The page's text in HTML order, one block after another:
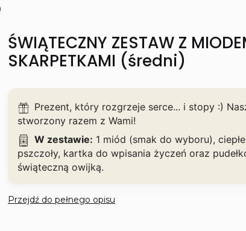
ŚWIĄTECZNY ZESTAW Z
SKARPETKAMI (średni)
Prezent, który rozgrzeje serce... i stopy :)
stworzony razem z Wami!
W zestawie: 1 miód (smak do wyboru),
pszczoły, kartka do wpisania życzeń oraz
świąteczną owijką.
Przejdź do pełnego opisu